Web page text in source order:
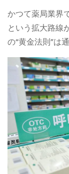
かつて薬局業界
という拡大路線
の“黄金法則”は